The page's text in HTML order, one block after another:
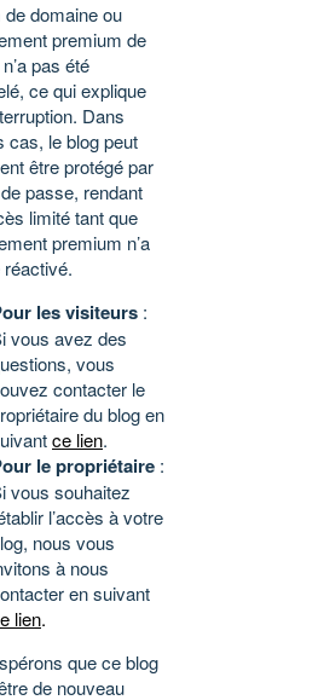
de domaine ou
premium de
pas été
ce qui explique
Dans
cas, le blog peut
être protégé par
passe, rendant
limité tant que
premium n’a
les visiteurs :
vous avez des
vous
contacter le
du blog en
ce lien.
le propriétaire :
vous souhaitez
l’accès à votre
nous vous
à nous
en suivant
lien.
que ce blog
de nouveau